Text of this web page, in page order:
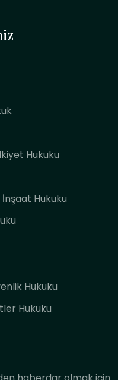
Hukuku
Hukuku
Hukuku
Hukuku